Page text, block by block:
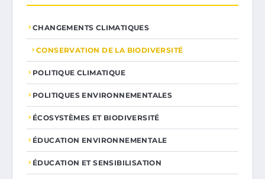
CHANGEMENTS CLIMATIQUES
CONSERVATION DE LA BIODIVERSITÉ
POLITIQUE CLIMATIQUE
POLITIQUES ENVIRONNEMENTALES
ÉCOSYSTÈMES ET BIODIVERSITÉ
ÉDUCATION ENVIRONNEMENTALE
ÉDUCATION ET SENSIBILISATION